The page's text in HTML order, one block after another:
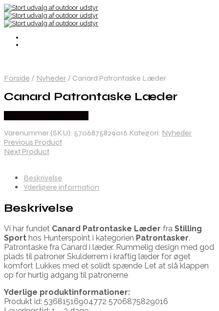
Forside / Nyheder / Canard Patrontaske Læder
Canard Patrontaske Læder
Varenummer (SKU): 5706875829016 Kategori: Nyheder
Previous Product
Next Product
Beskrivelse
Yderligere information
Beskrivelse
Vi har fundet Canard Patrontaske Læder fra Stilling
Sport hos Hunterspoint i kategorien Patrontasker.
Patrontaske fra Canard i læder. Rummelig design med god
plads til patroner Skulderrem i kraftig læder for øget
komfort Lukkes med et solidt spænde Let at slå klappen
op for hurtig adgang til patronerne
Yderlige produktinformationer:
Produkt id: 53681516904772 5706875829016